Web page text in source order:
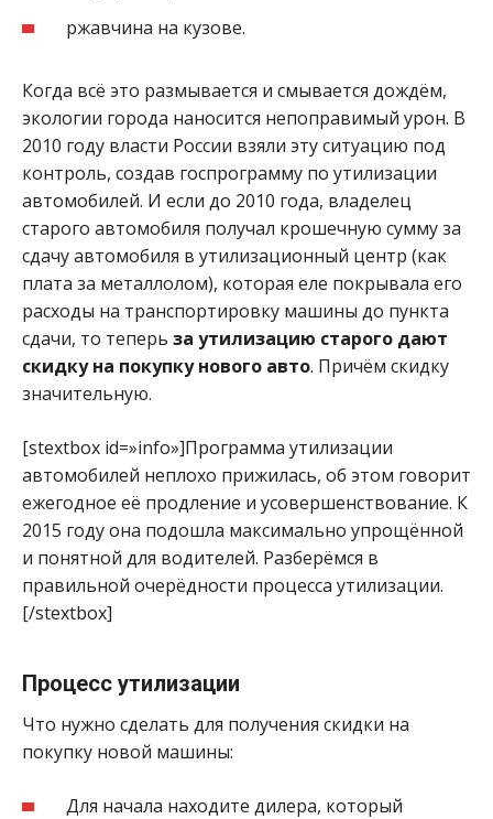
ржавчина на кузове.
Когда всё это размывается и смывается дождём,
экологии города наносится непоправимый урон. В
2010 году власти России взяли эту ситуацию под
контроль, создав госпрограмму по утилизации
автомобилей. И если до 2010 года, владелец
старого автомобиля получал крошечную сумму за
сдачу автомобиля в утилизационный центр (как
плата за металлолом), которая еле покрывала его
расходы на транспортировку машины до пункта
сдачи, то теперь за утилизацию старого дают
скидку на покупку нового авто. Причём скидку
значительную.
[stextbox id=»info»]Программа утилизации
автомобилей неплохо прижилась, об этом говорит
ежегодное её продление и усовершенствование. К
2015 году она подошла максимально упрощённой
и понятной для водителей. Разберёмся в
правильной очерёдности процесса утилизации.
[/stextbox]
Процесс утилизации
Что нужно сделать для получения скидки на
покупку новой машины:
Для начала находите дилера, который